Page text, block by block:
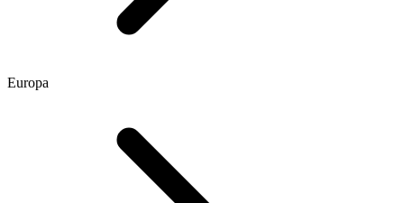
Europa